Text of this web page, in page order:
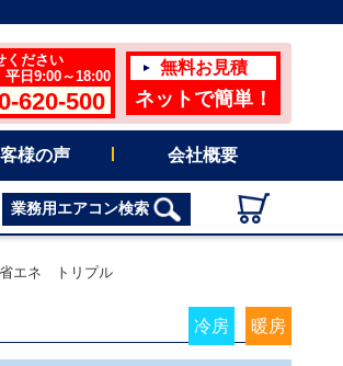
ください
日9:00～18:00
620-500
無料お見積
ネットで簡単！
様の声 会社概要
業務用エアコン検索
エネ トリプル
冷房 暖房